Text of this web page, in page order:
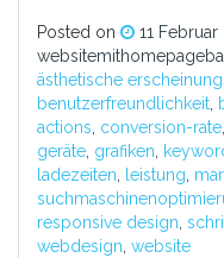
Posted on 11
ästhetische
benutzerfreundlichkeit
actions conversion-rate
geräte grafiken
ladezeiten
leistung
responsive design
webdesign website